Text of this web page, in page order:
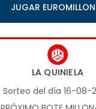
JUGAR
LA QUINIELA
Sorteo del día 16-08-